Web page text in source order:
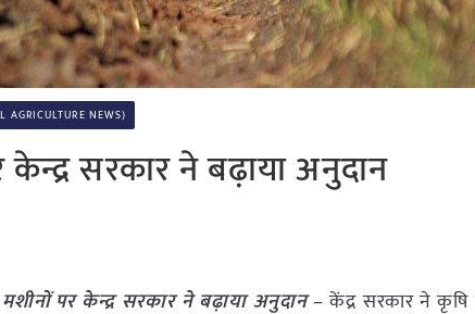
AGRICULTURE NEWS)
सरकार ने बढ़ाया अनुदान
पर केन्द्र सरकार ने बढ़ाया अनुदान– केंद्र सरकार ने कृषि